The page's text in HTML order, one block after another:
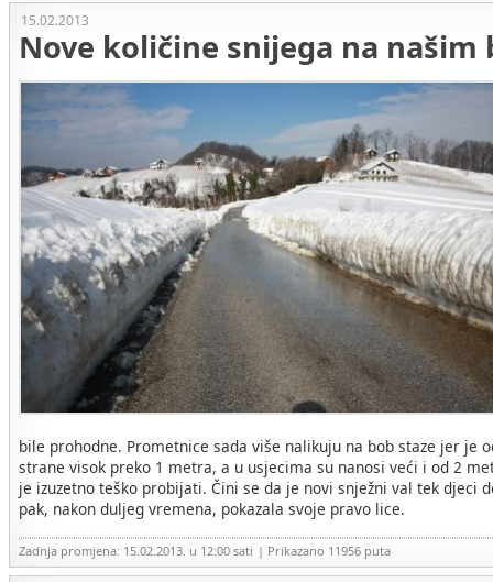
15.02.2013
Nove količine snijega na našim
bile prohodne. Prometnice sada više nalikuju na bob staze jer je
strane visok preko 1 metra, a u usjecima su nanosi veći i od 2
je izuzetno teško probijati. Čini se da je novi snježni val tek djeci
pak, nakon duljeg vremena, pokazala svoje pravo lice.
Zadnja promjena: 15.02.2013. u 12:00 sati | Prikazano 11956 puta